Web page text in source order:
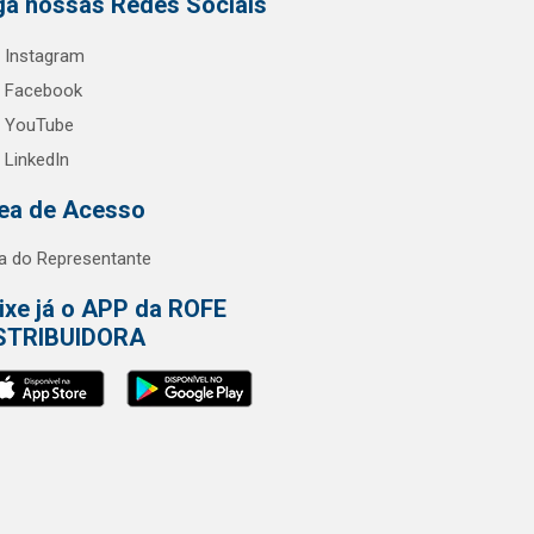
Instagram
Facebook
YouTube
LinkedIn
de Acesso
do Representante
já o APP da ROFE